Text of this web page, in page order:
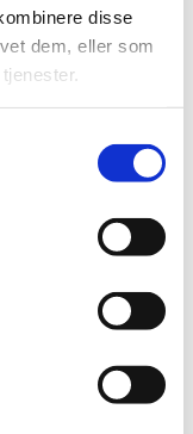
disse
dem, eller som